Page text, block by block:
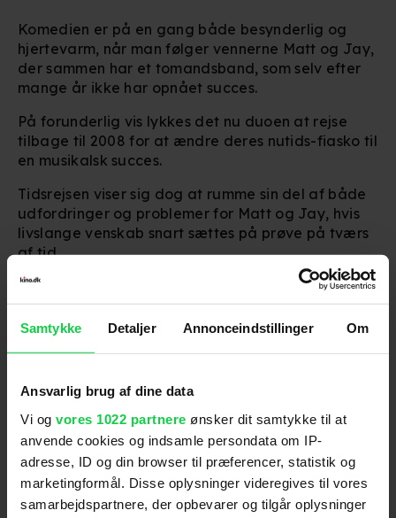
Samtykke Detaljer Annonceindstillinger Om
Ansvarlig brug af dine data
Vi og vores 1022 partnere ønsker dit samtykke til at
anvende cookies og indsamle persondata om IP-
adresse, ID og din browser til præferencer, statistik og
marketingformål. Disse oplysninger videregives til vores
samarbejdspartnere, der opbevarer og tilgår oplysninger
Komedien er på en gang både besynderlig og
hjertevarm, når man følger vennerne Matt og Jay,
der sammen har et tomandsband, som selv efter
mange år ikke har opnået succes.
På forunderlig vis lykkes det nu duoen at rejse
tilbage til 2008 for at ændre deres nutids-fiasko til
en musikalsk succes.
Tidsrejsen viser sig dog at rumme sin del af både
udfordringer og problemer for Matt og Jay, hvis
livslange venskab snart sættes på prøve på tværs
af tid.
Foto: Nordisk Film